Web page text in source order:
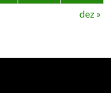
dez »